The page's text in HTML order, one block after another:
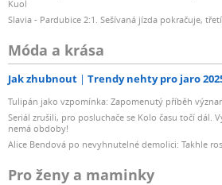
Kuol
Slavia - Pardubice 2:1. Sešívaná jízda pokračuje,
Móda a krása
Jak zhubnout Trendy nehty pro jaro
Tulipán jako vzpomínka: Zapomenutý příběh
Seriál zrušili, pro posluchače se Kolo času točí dál.
nemá obdoby!
Alice Bendová po nevyhnutelné demolici: Takhle
Pro ženy a maminky